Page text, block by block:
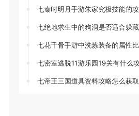
七秦时明月手游朱家究极技能的
七绝地求生中的狗洞是否适合躲藏
七花千骨手游中洗炼装备的属性
七帝王三国道具资料攻略怎么获取